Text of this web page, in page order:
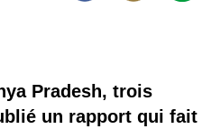
Pradesh, trois
un rapport qui fait